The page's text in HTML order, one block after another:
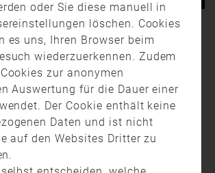
AM ALTEN L
IN COBURG: S
DIE F
GEGEN DIE F
(05. Mai) brach in einem
des alten Lokschuppens
oder Sie diese manuell in
löschen. Cookies
es uns, Ihren Browser beim
wiederzuerkennen. Zudem
zur anonymen
Auswertung für die Dauer einer
Der Cookie enthält keine
Daten und ist nicht
auf den Websites Dritter zu